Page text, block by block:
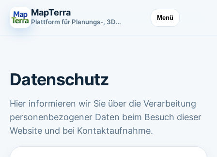
MapTerra
Plattform für Planungs-, 3D- und Infrastrukturdaten
Menü
Datenschutz
Hier informieren wir Sie über die Verarbeitung
personenbezogener Daten beim Besuch dieser
Website und bei Kontaktaufnahme.